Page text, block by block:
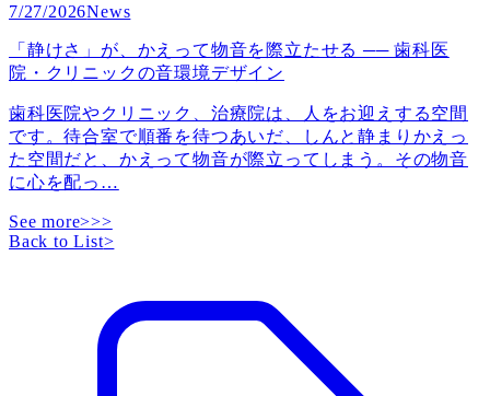
7/27/2026News
「静けさ」が、かえって物音を際立たせる ── 歯科医
院・クリニックの音環境デザイン
歯科医院やクリニック、治療院は、人をお迎えする空間
です。待合室で順番を待つあいだ、しんと静まりかえっ
た空間だと、かえって物音が際立ってしまう。その物音
に心を配っ …
See more>>>
Back to List>